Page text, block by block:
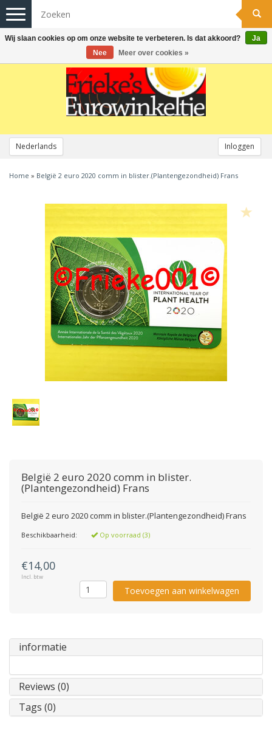
Nederlands Inloggen
Toggle
navigation
Home » België 2 euro 2020 comm in blister.(Plantengezondheid) Frans
België 2 euro 2020 comm in blister.
(Plantengezondheid) Frans
België 2 euro 2020 comm in blister.(Plantengezondheid) Frans
Beschikbaarheid: Op voorraad (3)
€14,00
Incl. btw
Toevoegen aan winkelwagen
informatie
Reviews (0)
Tags (0)
Wij slaan cookies op om onze website te verbeteren. Is dat akkoord?
Ja
Nee
Meer over cookies »